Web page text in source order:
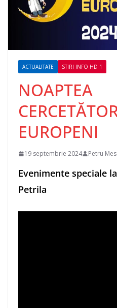
ACTUALITATE STIRI INFO HD 1
NOAPTEA
EUROPENI
19 septembrie 2024 Petru
Evenimente speciale
Petrila